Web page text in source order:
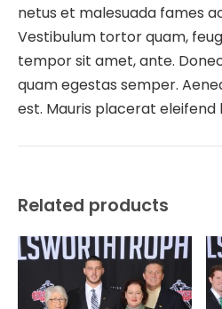
netus et malesuada fames
Vestibulum tortor quam,
tempor sit amet, ante.
quam egestas semper.
est. Mauris placerat eleifend
Related products